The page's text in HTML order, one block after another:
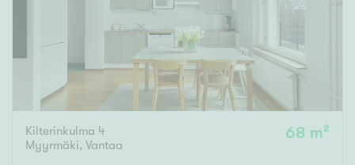
Kilterinkulma 4
Myyrmäki, Vantaa
68 m²